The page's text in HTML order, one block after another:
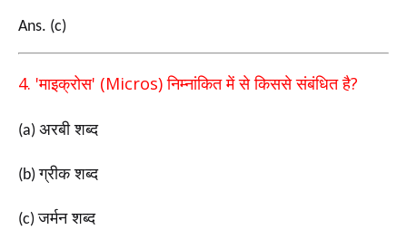
Ans. (c)
4. 'माइक्रोस' (Micros)निम्नांकित में से किससे संबंधित है?
(a) अरबी शब्द
(b)ग्रीक शब्द
(c)जर्मन शब्द